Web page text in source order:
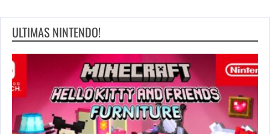
ULTIMAS NINTENDO!